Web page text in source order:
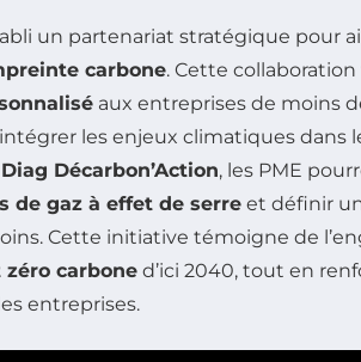
un partenariat stratégique pour
carbone. Cette collaboration
aux entreprises de moins
les enjeux climatiques dans
Diag Décarbon’Action, les PME
de gaz à effet de serre et définir
Cette initiative témoigne de
zéro carbone d’ici 2040, tout en
entreprises.